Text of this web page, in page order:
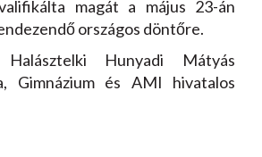
magát a május 23-án
országos döntőre.
Hunyadi Mátyás
Gimnázium és AMI hivatalos